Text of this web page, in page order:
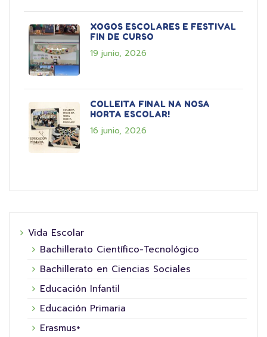
XOGOS ESCOLARES E FESTIVAL
FIN DE CURSO
19 junio, 2026
COLLEITA FINAL NA NOSA
HORTA ESCOLAR!
16 junio, 2026
Vida Escolar
Bachillerato Científico-Tecnológico
Bachillerato en Ciencias Sociales
Educación Infantil
Educación Primaria
Erasmus+